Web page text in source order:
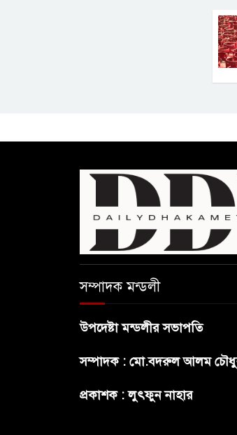
সম্পাদক মন্ডলী
উপদেষ্টা মন্ডলীর সভাপতি
সম্পাদক : মো.বদরুল আলম
প্রকাশক : লুৎফুন নাহার